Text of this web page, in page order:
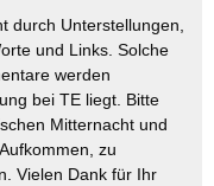
durch Unterstellungen,
und Links. Solche
werden
bei TE liegt. Bitte
Mitternacht und
zu
Vielen Dank für Ihr